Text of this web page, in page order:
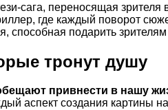
сага, переносящая
где каждый поворот
способная подарить
тронут душу
привнести в нашу
аспект создания картины